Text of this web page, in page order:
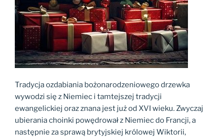
Tradycja ozdabiania bożonarodzeniowego drzewka
wywodzi się z Niemiec i tamtejszej tradycji
ewangelickiej oraz znana jest już od XVI wieku. Zwyczaj
ubierania choinki powędrował z Niemiec do Francji, a
następnie za sprawą brytyjskiej królowej Wiktorii,